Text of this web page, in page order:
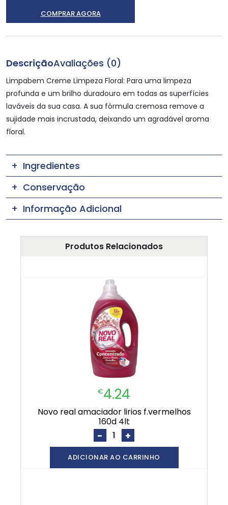
COMPRAR AGORA
DescriçãoAvaliações (0)
Limpabem Creme Limpeza Floral: Para uma limpeza
profunda e um brilho duradouro em todas as superfícies
laváveis da sua casa. A sua fórmula cremosa remove a
sujidade mais incrustada, deixando um agradável aroma
floral.
Ingredientes
Conservação
Informação Adicional
Produtos Relacionados
€4.24
novo real amaciador lirios f.vermelhos
160d 4lt
- +
ADICIONAR AO CARRINHO